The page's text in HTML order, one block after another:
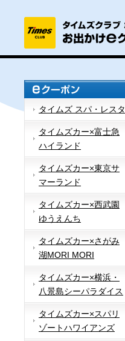
タイムズ スパ・レスタ
タイムズカー×富士急
ハイランド
タイムズカー×東京サ
マーランド
タイムズカー×西武園
ゆうえんち
タイムズカー×さがみ
湖MORI MORI
タイムズカー×横浜・
八景島シーパラダイス
タイムズカー×スパリ
ゾートハワイアンズ